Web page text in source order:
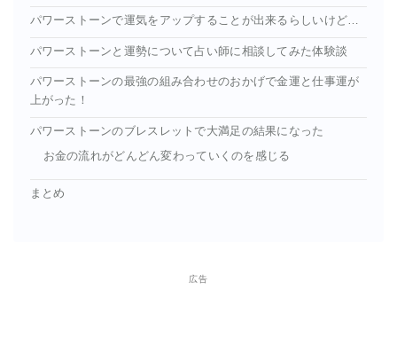
パワーストーンで運気をアップすることが出来るらしいけど…
パワーストーンと運勢について占い師に相談してみた体験談
パワーストーンの最強の組み合わせのおかげで金運と仕事運が
上がった！
パワーストーンのブレスレットで大満足の結果になった
お金の流れがどんどん変わっていくのを感じる
まとめ
広告